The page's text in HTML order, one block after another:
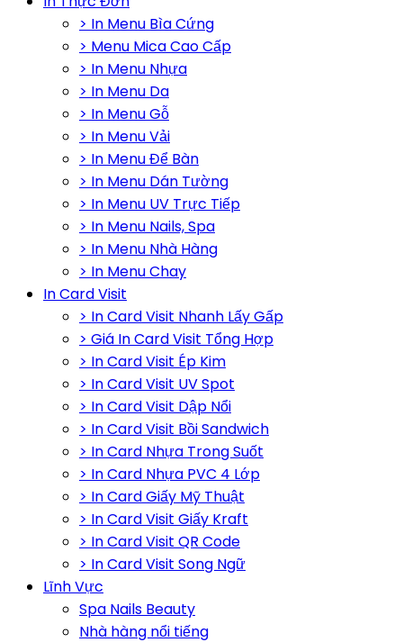
> In Menu Bìa Cứng
> Menu Mica Cao Cấp
> In Menu Nhựa
> In Menu Da
> In Menu Gỗ
> In Menu Vải
> In Menu Để Bàn
> In Menu Dán Tường
> In Menu UV Trực Tiếp
> In Menu Nails, Spa
> In Menu Nhà Hàng
> In Menu Chay
In Card Visit
> In Card Visit Nhanh Lấy Gấp
> Giá In Card Visit Tổng Hợp
> In Card Visit Ép Kim
> In Card Visit UV Spot
> In Card Visit Dập Nổi
> In Card Visit Bồi Sandwich
> In Card Nhựa Trong Suốt
> In Card Nhựa PVC 4 Lớp
> In Card Giấy Mỹ Thuật
> In Card Visit Giấy Kraft
> In Card Visit QR Code
> In Card Visit Song Ngữ
Lĩnh Vực
Spa Nails Beauty
Nhà hàng nổi tiếng